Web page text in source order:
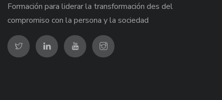
Formación para liderar la transformación des del
compromiso con la persona y la sociedad